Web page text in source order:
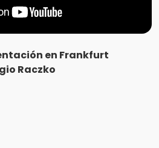
en Frankfurt
Raczko